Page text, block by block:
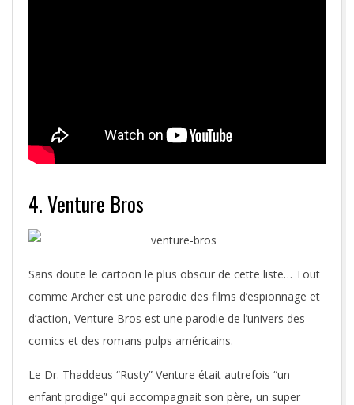
4. Venture Bros
Sans doute le cartoon le plus obscur de cette liste… Tout
comme Archer est une parodie des films d’espionnage et
d’action, Venture Bros est une parodie de l’univers des
comics et des romans pulps américains.
Le Dr. Thaddeus “Rusty” Venture était autrefois “un
enfant prodige” qui accompagnait son père, un super